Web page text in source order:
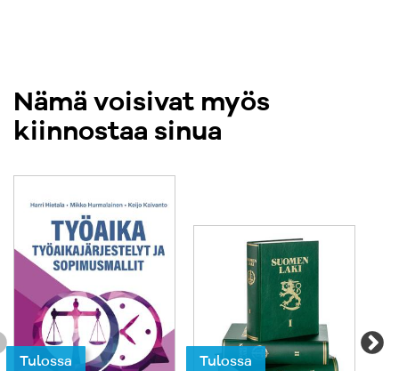
Nämä voisivat myös
kiinnostaa sinua
Tulossa Tulossa